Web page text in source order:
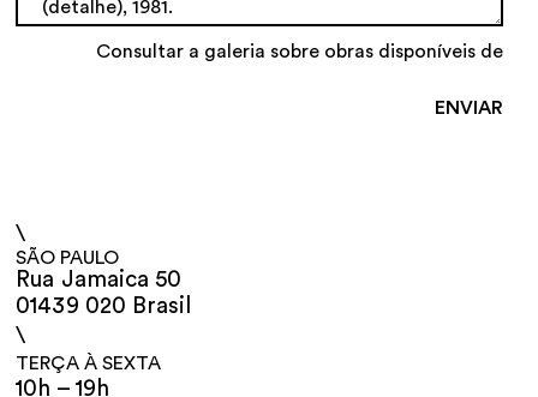
Consultar a galeria sobre obras disponíveis de
\
SÃO PAULO
Rua Jamaica 50
01439 020 Brasil
\
TERÇA À SEXTA
10h – 19h